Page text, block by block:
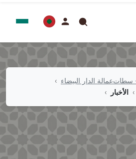
- سطاتعمالة الدار البيضاء
الأخبار